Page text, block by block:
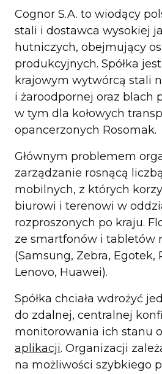
Cognor S.A. to wiodący
stali i dostawca wysokiej
hutniczych, obejmujący
produkcyjnych. Spółka
krajowym wytwórcą stali
i żaroodpornej oraz blach
w tym dla kołowych
opancerzonych Rosomak.
Głównym problemem
zarządzanie rosnącą
mobilnych, z których
biurowi i terenowi w
rozproszonych po kraju.
ze smartfonów i tabletów
(Samsung, Zebra, Egotek,
Lenovo, Huawei).
Spółka chciała wdrożyć
do zdalnej, centralnej
monitorowania ich stanu
aplikacji. Organizacji
na możliwości szybkiego